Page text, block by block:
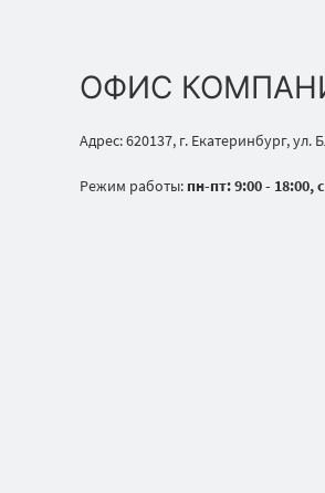
ОФИС
Адрес: 620137, г. Екатеринбург, ул.
Режим работы: пн-пт: 9:00 - 18:00,